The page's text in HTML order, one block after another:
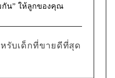
กัน” ให้ลูกของคุณ
รับเด็กที่ขายดีที่สุด